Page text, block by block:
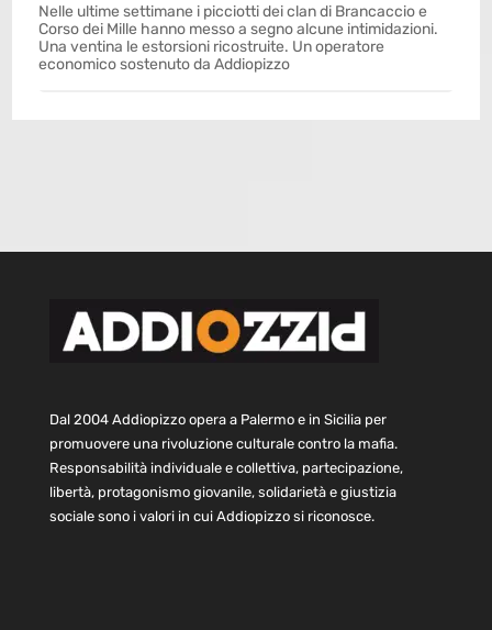
Nelle ultime settimane i picciotti dei clan di Brancaccio e
Corso dei Mille hanno messo a segno alcune intimidazioni.
Una ventina le estorsioni ricostruite. Un operatore
economico sostenuto da Addiopizzo
Dal 2004 Addiopizzo opera a Palermo e in Sicilia per
promuovere una rivoluzione culturale contro la mafia.
Responsabilità individuale e collettiva, partecipazione,
libertà, protagonismo giovanile, solidarietà e giustizia
sociale sono i valori in cui Addiopizzo si riconosce.